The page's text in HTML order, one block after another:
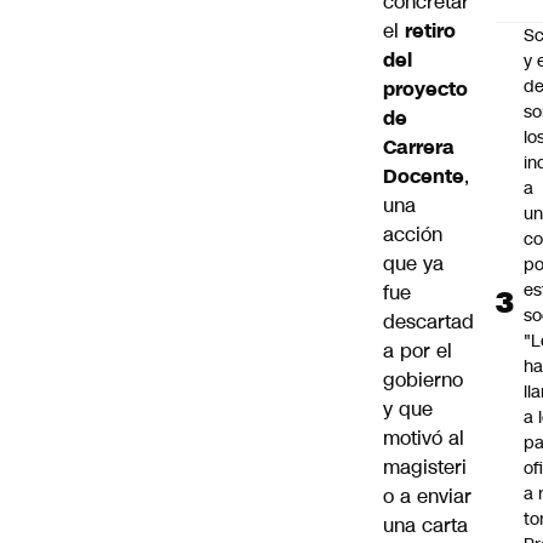
el retiro
del
proyecto
de
Carrera
Docente,
una
acción
que ya
fue
descartad
a por el
gobierno
y que
motivó al
magisteri
o a enviar
una carta
y
a
a
a